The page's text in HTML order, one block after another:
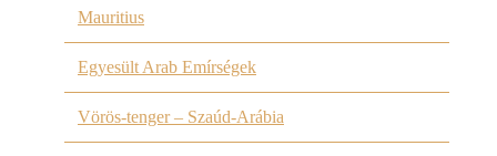
Mauritius
Egyesült Arab Emírségek
Vörös-tenger – Szaúd-Arábia